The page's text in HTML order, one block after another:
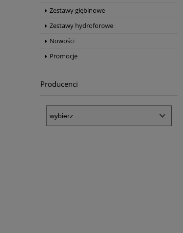
Zestawy głębinowe
Zestawy hydroforowe
Nowości
Promocje
Producenci